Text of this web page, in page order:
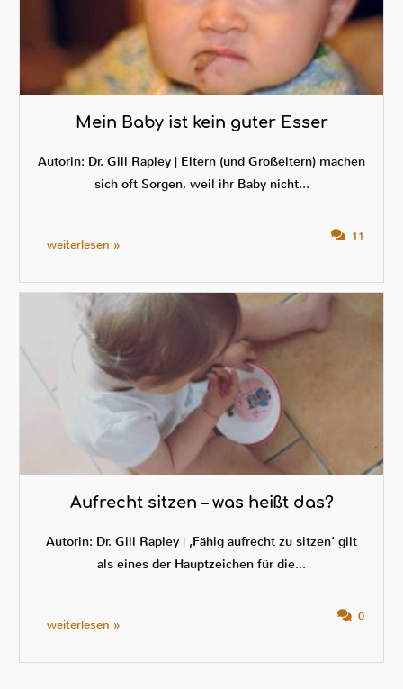
Mein Baby ist kein guter Esser
Autorin: Dr. Gill Rapley | Eltern (und Großeltern) machen
sich oft Sorgen, weil ihr Baby nicht...
11
weiterlesen »
Aufrecht sitzen – was heißt das?
Autorin: Dr. Gill Rapley | ‚Fähig aufrecht zu sitzen‘ gilt
als eines der Hauptzeichen für die...
0
weiterlesen »